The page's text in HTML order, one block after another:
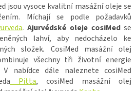
jsou vysoce kvalitní masážní oleje se
Míchají se podle požadavků
. Ajurvédské oleje cosiMed se
lahví, aby nedocházelo ke
složek. CosiMed masážní olej
všechny tři životní energie
nabídce dále naleznete cosiMed
Pitta, cosiMed masážní olej